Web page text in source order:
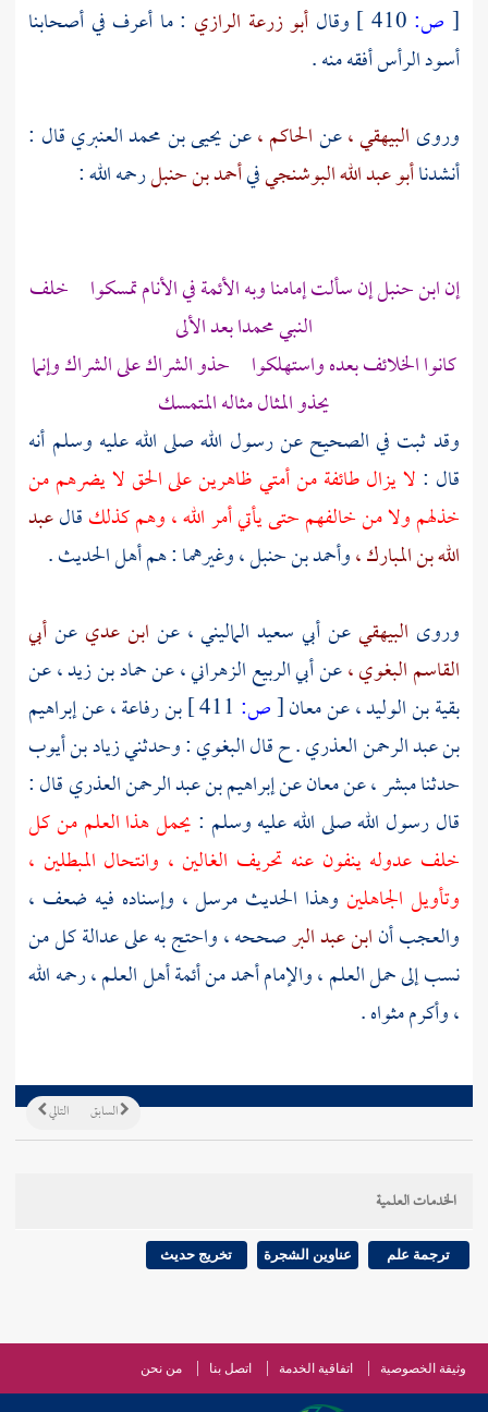
[ ص: وقال أبو زرعة الرازي : ما أعرف في أصحابنا
أسود الرأس أفقه منه .
وروى البيهقي ،عنالحاكم ،عنيحيى بن محمد العنبريقال :
أنشدناأبو عبد الله البوشنجيفيأحمد بن حنبلرحمه الله :
إنابن حنبلإن سألت إمامنا وبه الأئمة في الأنام تمسكوا خلف
النبيمحمدابعد الألى
كانوا الخلائف بعده واستهلكوا حذو الشراك على الشراك وإنما
يحذو المثال مثاله المتمسك
وقد ثبت في الصحيح عن رسول الله صلى الله عليه وسلم أنه
قال : لا يزال طائفة من أمتي ظاهرين على الحق لا يضرهم من
خذلهم ولا من خالفهم حتى يأتي أمر الله ، وهم كذلكقالعبد
الله بن المبارك ،وأحمد بن حنبل ، وغيرهما : هم أهل الحديث .
وروى البيهقيعنأبي سعيد الماليني ،عن ابن عدي عنأبي
القاسم البغوي ،عنأبي الربيع الزهراني ،عنحماد بن زيد ،عن
بقية بن الوليد ،عنمعان[ص: بن رفاعة ،عنإبراهيم
بن عبد الرحمن العذري. ح قالالبغوي: وحدثنيزياد بن أيوب
حدثنامبشر ،عنمعان عن إبراهيم بن عبد الرحمن العذريقال :
قال رسول الله صلى الله عليه وسلم : يحمل هذا العلم من كل
خلف عدوله ينفون عنه تحريف الغالين ، وانتحال المبطلين ،
وتأويل الجاهلين وهذا الحديث مرسل ، وإسناده فيه ضعف ،
والعجب أنابن عبد البرصححه ، واحتج به على عدالة كل من
نسب إلى حمل العلم ، والإمامأحمدمن أئمة أهل العلم ، رحمه الله
، وأكرم مثواه .
التالي السابق
الخدمات العلمية
ترجمة علم عناوين الشجرة تخريج حديث
وثيقة الخصوصية اتفاقية الخدمة اتصل بنا من نحن